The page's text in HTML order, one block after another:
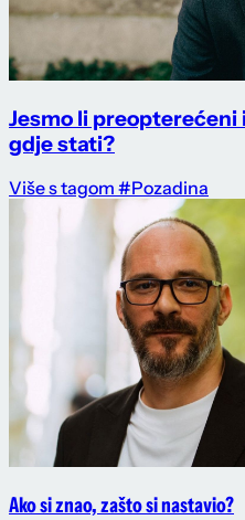
Jesmo li preopterećeni
gdje stati?
Više s tagom #Pozadina
Ako si znao, zašto si nastavio?